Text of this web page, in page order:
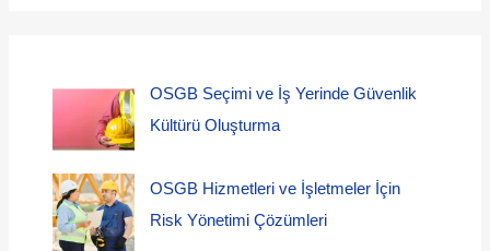
OSGB Seçimi ve İş Yerinde Güvenlik
Kültürü Oluşturma
OSGB Hizmetleri ve İşletmeler İçin
Risk Yönetimi Çözümleri